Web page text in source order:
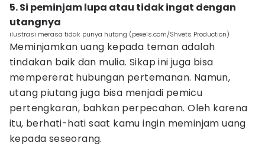
5. Si peminjam lupa atau tidak ingat dengan
utangnya
ilustrasi merasa tidak punya hutang (pexels.com/Shvets Production)
Meminjamkan uang kepada teman adalah
tindakan baik dan mulia. Sikap ini juga bisa
mempererat hubungan pertemanan. Namun,
utang piutang juga bisa menjadi pemicu
pertengkaran, bahkan perpecahan. Oleh karena
itu, berhati-hati saat kamu ingin meminjam uang
kepada seseorang.